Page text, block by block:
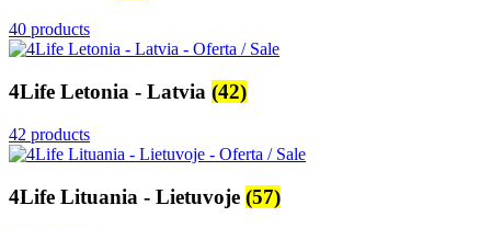
40 products
4Life Letonia - Latvia (42)
42 products
4Life Lituania - Lietuvoje (57)